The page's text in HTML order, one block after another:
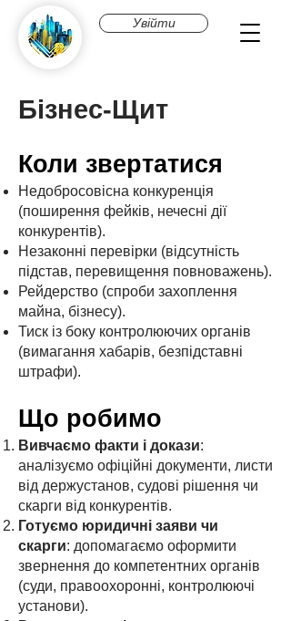
Увійти
Бізнес-Щит
Коли звертатися
Недобросовісна конкуренція
(поширення фейків, нечесні дії
конкурентів).
Незаконні перевірки (відсутність
підстав, перевищення повноважень).
Рейдерство (спроби захоплення
майна, бізнесу).
Тиск із боку контролюючих органів
(вимагання хабарів, безпідставні
штрафи).
Що робимо
Вивчаємо факти і докази:
аналізуємо офіційні документи, листи
від держустанов, судові рішення чи
скарги від конкурентів.
Готуємо юридичні заяви чи
скарги: допомагаємо оформити
звернення до компетентних органів
(суди, правоохоронні, контролюючі
установи).